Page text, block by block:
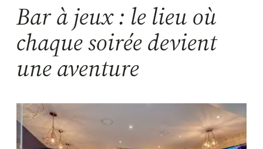
Bar à jeux : le lieu où
chaque soirée devient
une aventure